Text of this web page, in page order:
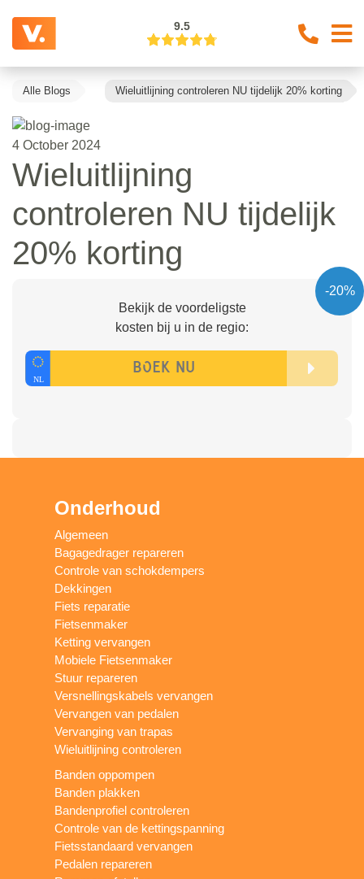
9.5
Alle Blogs Wieluitlijning controleren NU tijdelijk 20% korting
4 October 2024
Wieluitlijning
controleren NU tijdelijk
20% korting
-20%
Bekijk de voordeligste
kosten bij u in de regio:
Onderhoud
Algemeen
Bagagedrager repareren
Controle van schokdempers
Dekkingen
Fiets reparatie
Fietsenmaker
Ketting vervangen
Mobiele Fietsenmaker
Stuur repareren
Versnellingskabels vervangen
Vervangen van pedalen
Vervanging van trapas
Wieluitlijning controleren
Banden oppompen
Banden plakken
Bandenprofiel controleren
Controle van de kettingspanning
Fietsstandaard vervangen
Pedalen repareren